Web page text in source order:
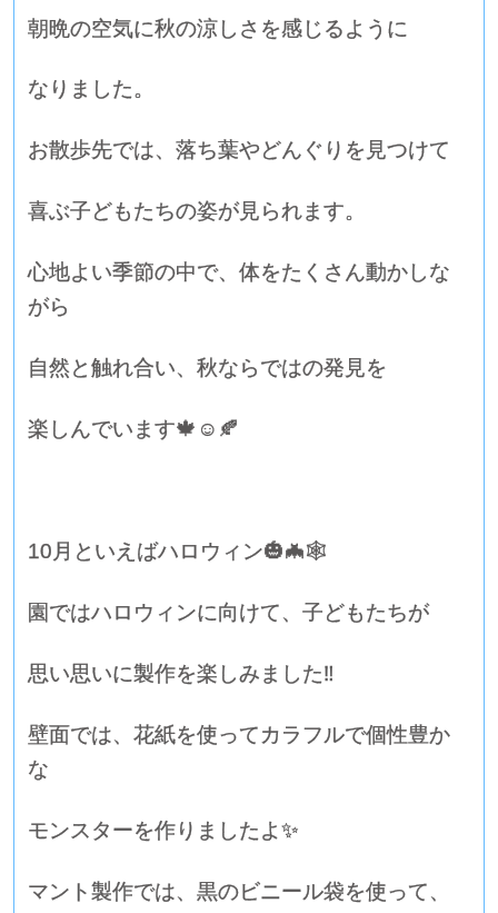
朝晩の空気に秋の涼しさを感じるように
なりました。
お散歩先では、落ち葉やどんぐりを見つけて
喜ぶ子どもたちの姿が見られます。
心地よい季節の中で、体をたくさん動かしな
がら
自然と触れ合い、秋ならではの発見を
楽しんでいます🍁☺️🍂
10月といえばハロウィン🎃🦇🕸
園ではハロウィンに向けて、子どもたちが
思い思いに製作を楽しみました‼
壁面では、花紙を使ってカラフルで個性豊か
な
モンスターを作りましたよ✨
マント製作では、黒のビニール袋を使って、